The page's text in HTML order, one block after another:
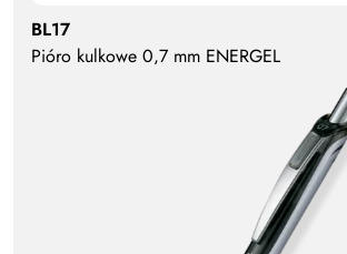
BL17
Pióro kulkowe 0,7 mm ENERGEL